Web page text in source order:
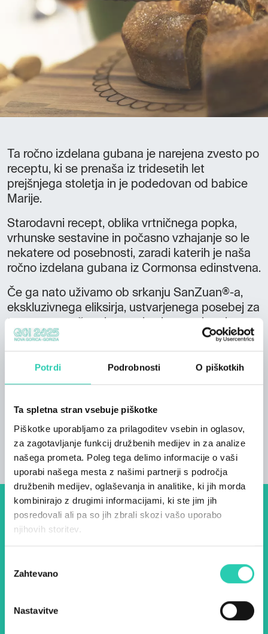
Potrdi Podrobnosti O piškotkih
Ta spletna stran vsebuje piškotke
Piškotke uporabljamo za prilagoditev vsebin in oglasov,
za zagotavljanje funkcij družbenih medijev in za analize
našega prometa. Poleg tega delimo informacije o vaši
uporabi našega mesta z našimi partnerji s področja
družbenih medijev, oglaševanja in analitike, ki jih morda
kombinirajo z drugimi informacijami, ki ste jim jih
posredovali ali pa so jih zbrali skozi vašo uporabo
njihovih storitev.
soglasja
Zahtevano
Nastavitve
Ta ročno izdelana gubana je narejena zvesto po
receptu, ki se prenaša iz tridesetih let
prejšnjega stoletja in je podedovan od babice
Marije.
Starodavni recept, oblika vrtničnega popka,
vrhunske sestavine in počasno vzhajanje so le
nekatere od posebnosti, zaradi katerih je naša
ročno izdelana gubana iz Cormonsa edinstvena.
Če ga nato uživamo ob srkanju SanZuan®-a,
ekskluzivnega eliksirja, ustvarjenega posebej za
ta namen, se šopek arom in okusov okrepi,
okušanje pa postane vzvišena izkušnja tudi za
najzahtevnejše brbončice.
V zgodovinski stavbi iz začetka 20. stoletja, ki
naš Tinel, prostor za degustacijo in prodajo.
pozdravijo v osrčju Collia.
Dogodki, članki in zgodbe iz
evropske prestolnice kulture
in ostanite na tekočem z